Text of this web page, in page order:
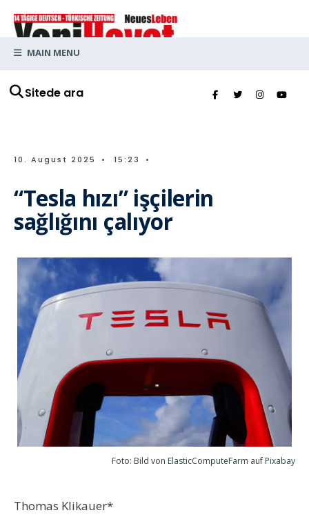
Sitede ara
MAIN MENU
10. August 2025 • 15:23 •
“Tesla hızı” işçilerin
sağlığını çalıyor
Foto: Bild von ElasticComputeFarm auf Pixabay
Thomas Klikauer*